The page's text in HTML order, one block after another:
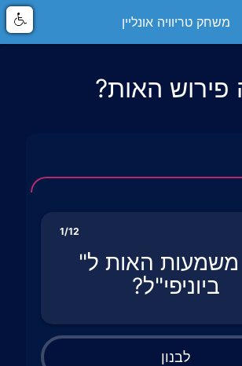
משחק טריוויה אונליין
פירוש האות?
1/12
האות ל"
ביוניפי"ל?
לבנון